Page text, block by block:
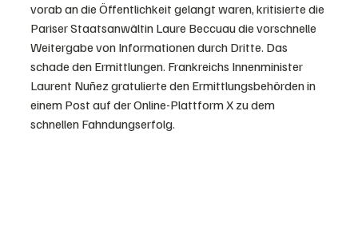
vorab an die Öffentlichkeit gelangt waren, kritisierte die
Pariser Staatsanwältin Laure Beccuau die vorschnelle
Weitergabe von Informationen durch Dritte. Das
schade den Ermittlungen. Frankreichs Innenminister
Laurent Nuñez gratulierte den Ermittlungsbehörden in
einem Post auf der Online-Plattform X zu dem
schnellen Fahndungserfolg.